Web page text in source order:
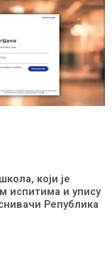
који је
испитима и упису
Република